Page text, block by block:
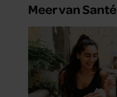
Meer van Santé